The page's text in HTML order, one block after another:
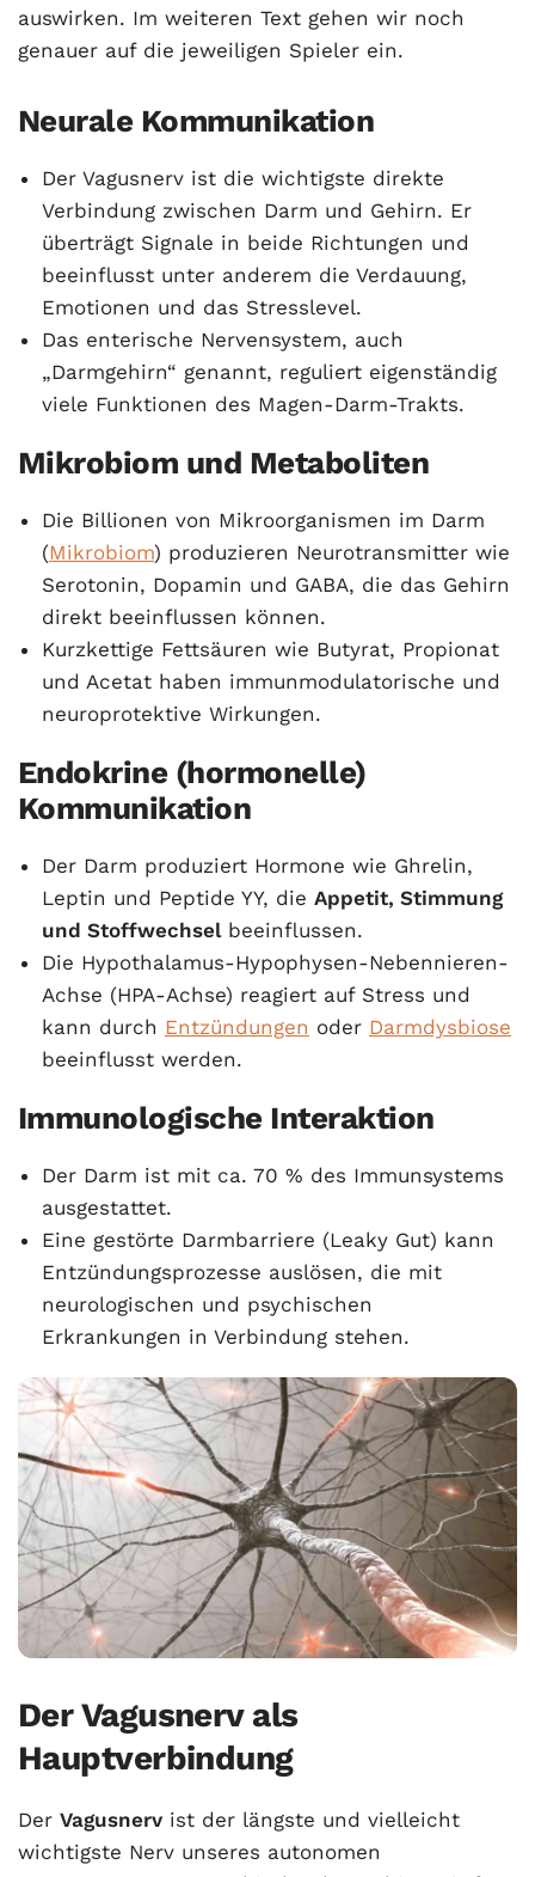
auswirken. Im weiteren Text gehen wir noch
genauer auf die jeweiligen Spieler ein.
Neurale Kommunikation
Der Vagusnerv ist die wichtigste direkte
Verbindung zwischen Darm und Gehirn. Er
überträgt Signale in beide Richtungen und
beeinflusst unter anderem die Verdauung,
Emotionen und das Stresslevel.
Das enterische Nervensystem, auch
„Darmgehirn“ genannt, reguliert eigenständig
viele Funktionen des Magen-Darm-Trakts.
Mikrobiom und Metaboliten
Die Billionen von Mikroorganismen im Darm
(Mikrobiom) produzieren Neurotransmitter wie
Serotonin, Dopamin und GABA, die das Gehirn
direkt beeinflussen können.
Kurzkettige Fettsäuren wie Butyrat, Propionat
und Acetat haben immunmodulatorische und
neuroprotektive Wirkungen.
Endokrine (hormonelle)
Kommunikation
Der Darm produziert Hormone wie Ghrelin,
Leptin und Peptide YY, die Appetit, Stimmung
und Stoffwechselbeeinflussen.
Die Hypothalamus-Hypophysen-Nebennieren-
Achse (HPA-Achse) reagiert auf Stress und
kann durch Entzündungen oder Darmdysbiose
beeinflusst werden.
Immunologische Interaktion
Der Darm ist mit ca. 70 % des Immunsystems
ausgestattet.
Eine gestörte Darmbarriere (Leaky Gut) kann
Entzündungsprozesse auslösen, die mit
neurologischen und psychischen
Erkrankungen in Verbindung stehen.
Der Vagusnerv als
Hauptverbindung
DerVagusnerv ist der längste und vielleicht
wichtigste Nerv unseres autonomen